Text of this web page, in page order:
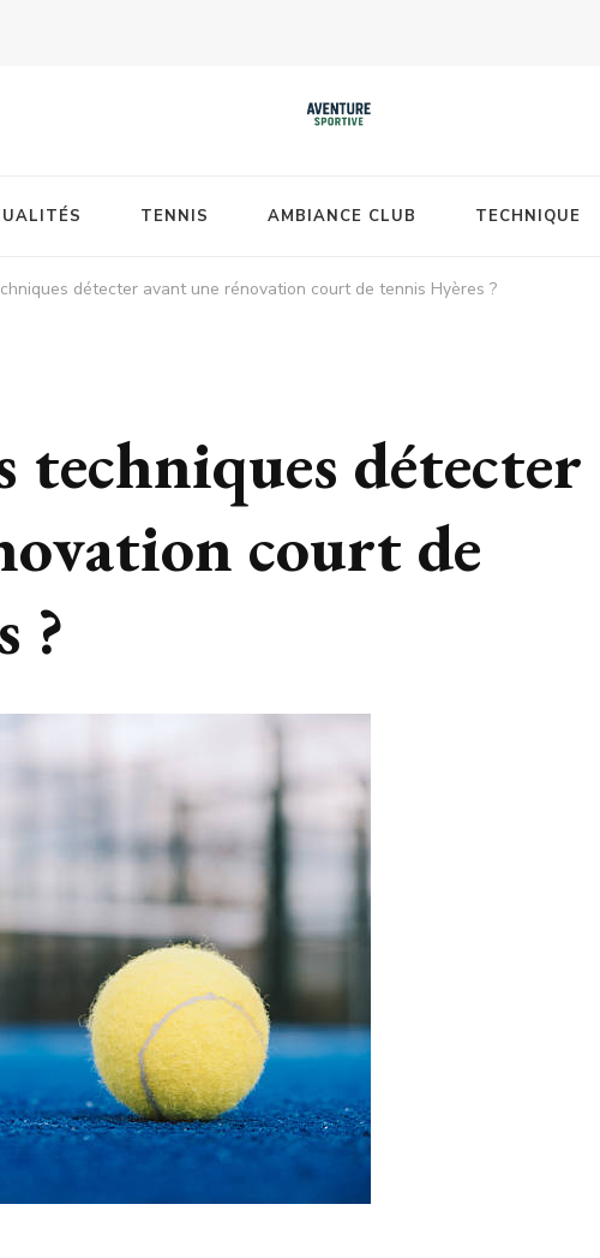
TENNIS AMBIANCE CLUB TECHNIQUE
détecter avant une rénovation court de tennis Hyères ?
techniques détecter
court de
?